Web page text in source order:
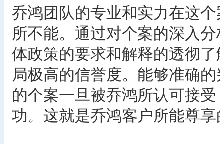
乔鸿团队的专业和实力在这
所不能。通过对个案的深入
体政策的要求和解释的透彻
局极高的信誉度。能够准确
的个案一旦被乔鸿所认可接
功。这就是乔鸿客户所能尊